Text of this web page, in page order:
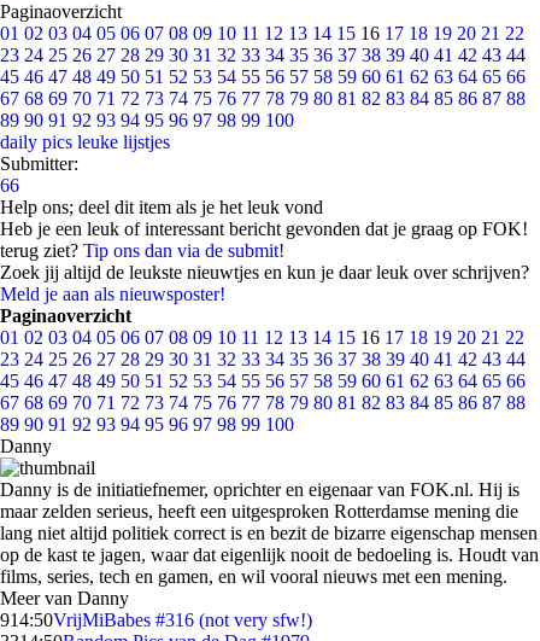
Paginaoverzicht
01 02 03 04 05 06 07 08 09 10 11 12 13 14 15 16 17 18 19 20 21 22
23 24 25 26 27 28 29 30 31 32 33 34 35 36 37 38 39 40 41 42 43 44
45 46 47 48 49 50 51 52 53 54 55 56 57 58 59 60 61 62 63 64 65 66
67 68 69 70 71 72 73 74 75 76 77 78 79 80 81 82 83 84 85 86 87 88
89 90 91 92 93 94 95 96 97 98 99 100
daily pics leuke lijstjes
Submitter:
66
Help ons; deel dit item als je het leuk vond
Heb je een leuk of interessant bericht gevonden dat je graag op FOK!
terug ziet? Tip ons dan via de submit!
Zoek jij altijd de leukste nieuwtjes en kun je daar leuk over schrijven?
Meld je aan als nieuwsposter!
Paginaoverzicht
01 02 03 04 05 06 07 08 09 10 11 12 13 14 15 16 17 18 19 20 21 22
23 24 25 26 27 28 29 30 31 32 33 34 35 36 37 38 39 40 41 42 43 44
45 46 47 48 49 50 51 52 53 54 55 56 57 58 59 60 61 62 63 64 65 66
67 68 69 70 71 72 73 74 75 76 77 78 79 80 81 82 83 84 85 86 87 88
89 90 91 92 93 94 95 96 97 98 99 100
Danny
Danny is de initiatiefnemer, oprichter en eigenaar van FOK.nl. Hij is
maar zelden serieus, heeft een uitgesproken Rotterdamse mening die
lang niet altijd politiek correct is en bezit de bizarre eigenschap mensen
op de kast te jagen, waar dat eigenlijk nooit de bedoeling is. Houdt van
films, series, tech en gamen, en wil vooral nieuws met een mening.
Meer van Danny
914:50VrijMiBabes #316 (not very sfw!)